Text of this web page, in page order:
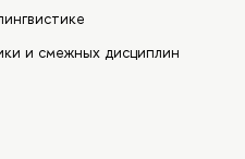
и смежных дисциплин